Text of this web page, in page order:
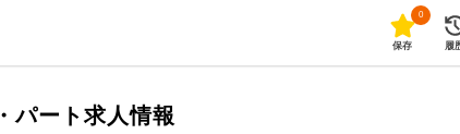
0
保存 履
パート求人情報